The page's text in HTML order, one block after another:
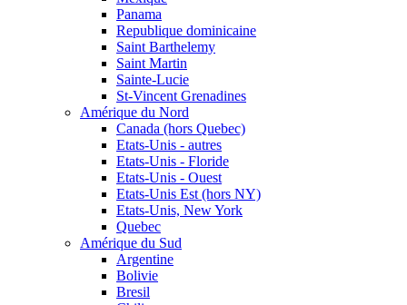
Panama
Republique dominicaine
Saint Barthelemy
Saint Martin
Sainte-Lucie
St-Vincent Grenadines
Amérique du Nord
Canada (hors Quebec)
Etats-Unis - autres
Etats-Unis - Floride
Etats-Unis - Ouest
Etats-Unis Est (hors NY)
Etats-Unis, New York
Quebec
Amérique du Sud
Argentine
Bolivie
Bresil